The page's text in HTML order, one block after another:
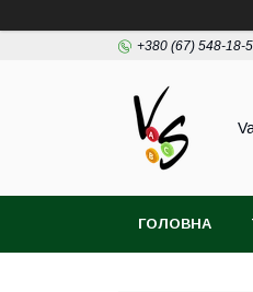
+380 (67) 548-18-
ГОЛОВНА